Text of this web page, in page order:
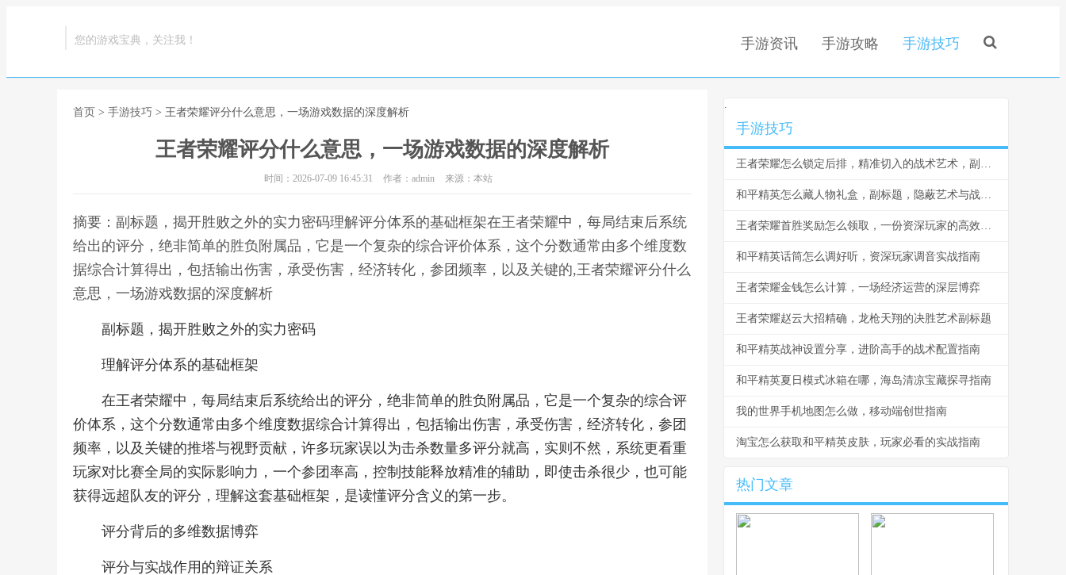
您的游戏宝典，关注我！ 手游资讯 手游攻略 手游技巧
首页 > 手游技巧 > 王者荣耀评分什么意思，一场游戏数据的深度解析
王者荣耀评分什么意思，一场游戏数据的深度解析
时间：2026-07-09 16:45:31 作者：admin 来源：本站
摘要：副标题，揭开胜败之外的实力密码理解评分体系的基础框架在王者荣耀中，每局结束后系统
给出的评分，绝非简单的胜负附属品，它是一个复杂的综合评价体系，这个分数通常由多个维度数
据综合计算得出，包括输出伤害，承受伤害，经济转化，参团频率，以及关键的,王者荣耀评分什么
意思，一场游戏数据的深度解析
副标题，揭开胜败之外的实力密码
理解评分体系的基础框架
在王者荣耀中，每局结束后系统给出的评分，绝非简单的胜负附属品，它是一个复杂的综合评
价体系，这个分数通常由多个维度数据综合计算得出，包括输出伤害，承受伤害，经济转化，参团
频率，以及关键的推塔与视野贡献，许多玩家误以为击杀数量多评分就高，实则不然，系统更看重
玩家对比赛全局的实际影响力，一个参团率高，控制技能释放精准的辅助，即使击杀很少，也可能
获得远超队友的评分，理解这套基础框架，是读懂评分含义的第一步。
评分背后的多维数据博弈
评分与实战作用的辩证关系
.
手游技巧
王者荣耀怎么锁定后排，精准切入的战术艺术，副标题，脆皮噩梦与团战胜负手
和平精英怎么藏人物礼盒，副标题，隐蔽艺术与战术博弈
王者荣耀首胜奖励怎么领取，一份资深玩家的高效指南，副标题，揭秘每日第一胜的隐藏技巧与深远意义
和平精英话筒怎么调好听，资深玩家调音实战指南
王者荣耀金钱怎么计算，一场经济运营的深层博弈
王者荣耀赵云大招精确，龙枪天翔的决胜艺术副标题
和平精英战神设置分享，进阶高手的战术配置指南
和平精英夏日模式冰箱在哪，海岛清凉宝藏探寻指南
我的世界手机地图怎么做，移动端创世指南
淘宝怎么获取和平精英皮肤，玩家必看的实战指南
热门文章